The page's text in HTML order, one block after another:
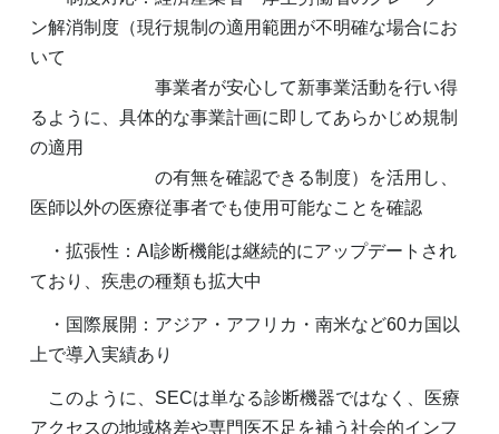
ン解消制度（現行規制の適用範囲が不明確な場合にお
いて
事業者が安心して新事業活動を行い得
るように、具体的な事業計画に即してあらかじめ規制
の適用
の有無を確認できる制度）を活用し、
医師以外の医療従事者でも使用可能なことを確認
・拡張性：AI診断機能は継続的にアップデートされ
ており、疾患の種類も拡大中
・国際展開：アジア・アフリカ・南米など60カ国以
上で導入実績あり
このように、SECは単なる診断機器ではなく、医療
アクセスの地域格差や専門医不足を補う社会的インフ